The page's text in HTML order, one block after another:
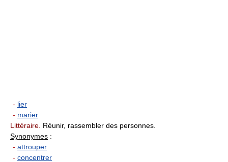
- lier
- marier
Littéraire. Réunir, rassembler des personnes.
Synonymes :
- attrouper
- concentrer